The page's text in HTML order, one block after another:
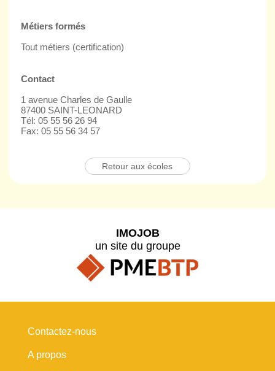
Métiers formés
Tout métiers (certification)
Contact
1 avenue Charles de Gaulle
87400 SAINT-LEONARD
Tél: 05 55 56 26 94
Fax: 05 55 56 34 57
Retour aux écoles
IMOJOB
un site du groupe
Contactez-nous
A propos